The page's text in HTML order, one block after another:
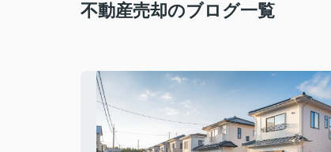
不動産売却のブログ一覧